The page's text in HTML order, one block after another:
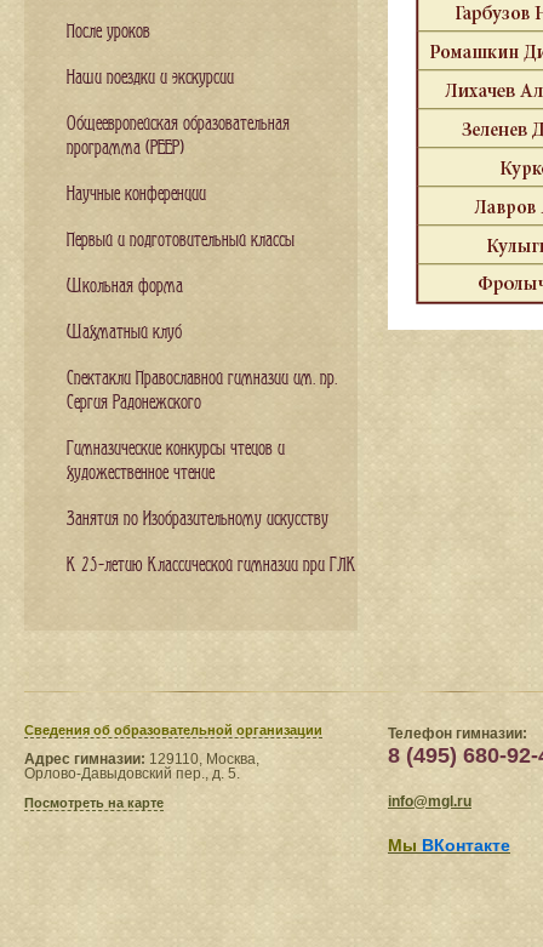
После уроков
Наши поездки и экскурсии
Общеевропейская образовательная
программа (PEEP)
Научные конференции
Первый и подготовительный классы
Школьная форма
Шахматный клуб
Спектакли Православной гимназии им. пр.
Сергия Радонежского
Гимназические конкурсы чтецов и
художественное чтение
Занятия по Изобразительному искусству
К 25-летию Классической гимназии при ГЛК
Сведения​ об образовательной организации
Адрес гимназии: 129110, Москва,
Орлово-Давыдовский пер., д. 5.
Посмотреть на карте
Телефон гимназии:
8 (495) 680-92-
info@mgl.ru
Мы ВКонтакте